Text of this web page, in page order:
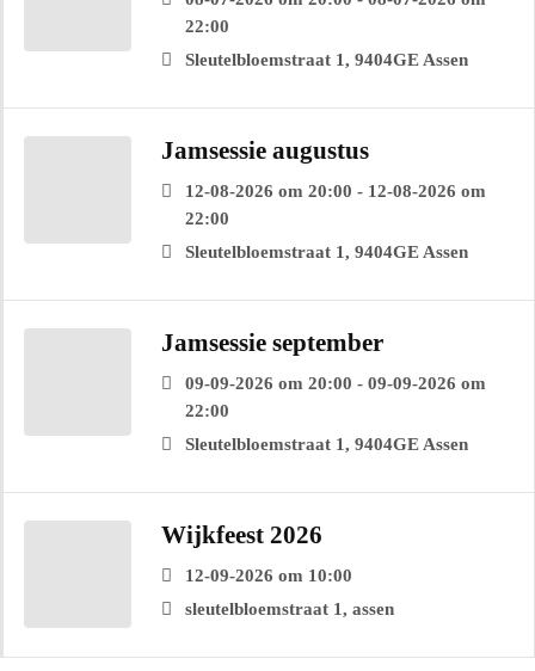
22:00
Sleutelbloemstraat 1, 9404GE Assen
Jamsessie augustus
12-08-2026 om 20:00 - 12-08-2026 om
22:00
Sleutelbloemstraat 1, 9404GE Assen
Jamsessie september
09-09-2026 om 20:00 - 09-09-2026 om
22:00
Sleutelbloemstraat 1, 9404GE Assen
Wijkfeest 2026
12-09-2026 om 10:00
sleutelbloemstraat 1, assen